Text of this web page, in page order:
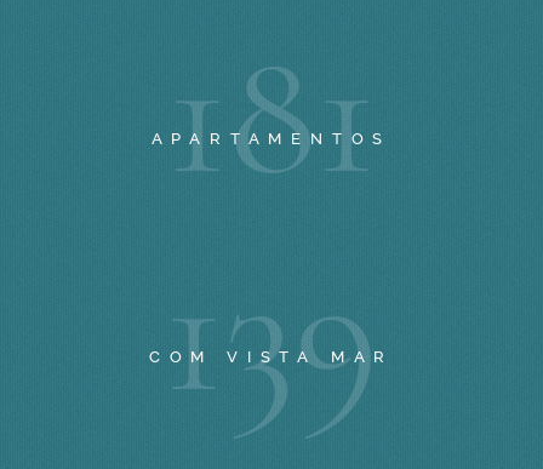
181
APARTAMENTOS
139
COM VISTA MAR